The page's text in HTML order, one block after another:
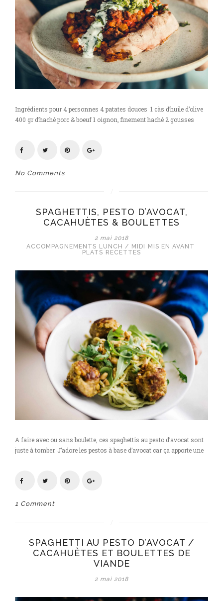
Ingrédients pour 4 personnes 4 patates douces 1 càs d’huile d’olive
400 gr d’haché porc & boeuf 1 oignon, finement haché 2 gousses
No Comments
SPAGHETTIS, PESTO D’AVOCAT,
CACAHUÈTES & BOULETTES
2 mai 2018
ACCOMPAGNEMENTS LUNCH / MIDI
MIS EN AVANT
PLATS RECETTES
A faire avec ou sans boulette, ces spaghettis au pesto d’avocat sont
juste à tomber. J’adore les pestos à base d’avocat car ça apporte une
1 Comment
SPAGHETTI AU PESTO D’AVOCAT /
CACAHUÈTES ET BOULETTES DE
VIANDE
2 mai 2018